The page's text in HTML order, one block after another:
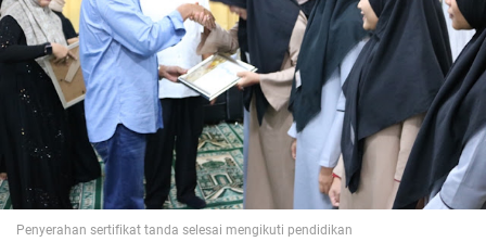
Penyerahan sertifikat tanda selesai mengikuti pendidikan